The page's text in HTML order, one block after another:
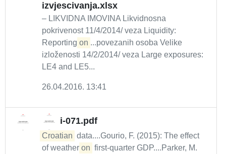
izvjescivanja.xlsx
– LIKVIDNA IMOVINA Likvidnosna
pokrivenost 11/4/2014/ veza Liquidity:
Reporting on ...povezanih osoba Velike
izloženosti 14/2/2014/ veza Large exposures:
LE4 and LE5...
26.04.2016. 13:41
i-071.pdf
Croatian data....Gourio, F. (2015): The effect
of weather on first-quarter GDP....Parker, M.